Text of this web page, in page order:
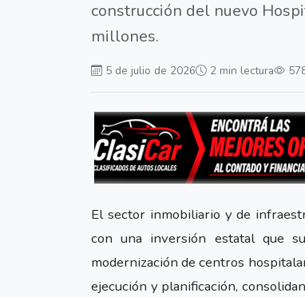
construcción del nuevo
millones.
5 de julio de 2026 2 min lectura
El sector inmobiliario y de
con una inversión estatal que
modernización de centros
ejecución y planificación,